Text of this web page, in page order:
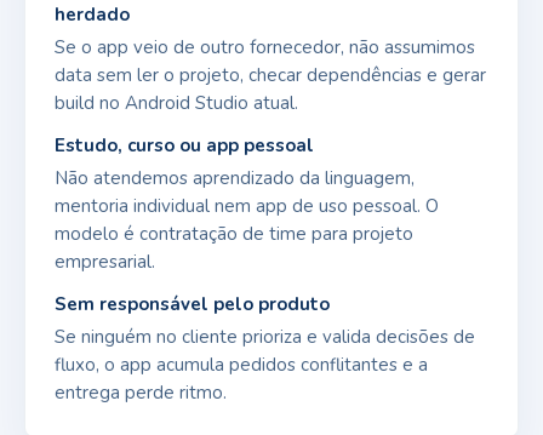
herdado
Se o app veio de outro fornecedor, não assumimos
data sem ler o projeto, checar dependências e gerar
build no Android Studio atual.
Estudo, curso ou app pessoal
Não atendemos aprendizado da linguagem,
mentoria individual nem app de uso pessoal. O
modelo é contratação de time para projeto
empresarial.
Sem responsável pelo produto
Se ninguém no cliente prioriza e valida decisões de
fluxo, o app acumula pedidos conflitantes e a
entrega perde ritmo.